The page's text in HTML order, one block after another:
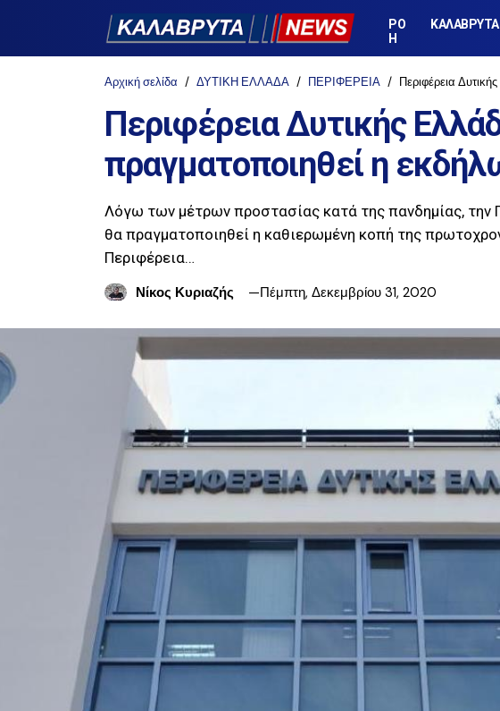
ΡΟ
Η
ΚΑΛΑΒΡΥΤΑ
Αρχική σελίδα ΔΥΤΙΚΗ ΕΛΛΑΔΑ ΠΕΡΙΦΕΡΕΙΑ Περιφέρεια Δυτικής
Περιφέρεια Δυτικής
πραγματοποιηθεί η
Λόγω των μέτρων προστασίας κατά της πανδημίας, την
θα πραγματοποιηθεί η καθιερωμένη κοπή της
Περιφέρεια…
Νίκος Κυριαζής
Πέμπτη, Δεκεμβρίου 31, 2020